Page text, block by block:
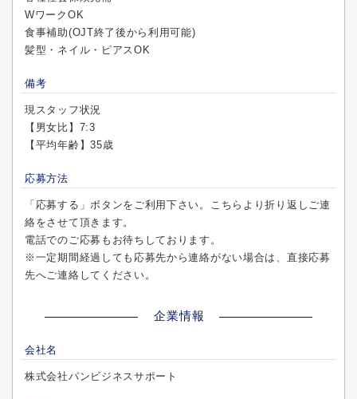
WワークOK
食事補助(OJT終了後から利用可能)
髪型・ネイル・ピアスOK
備考
現スタッフ状況
【男女比】7:3
【平均年齢】35歳
応募方法
「応募する」ボタンをご利用下さい。こちらより折り返しご連
絡をさせて頂きます。
電話でのご応募もお待ちしております。
※一定期間経過しても応募先から連絡がない場合は、直接応募
先へご連絡してください。
企業情報
会社名
株式会社パンビジネスサポート